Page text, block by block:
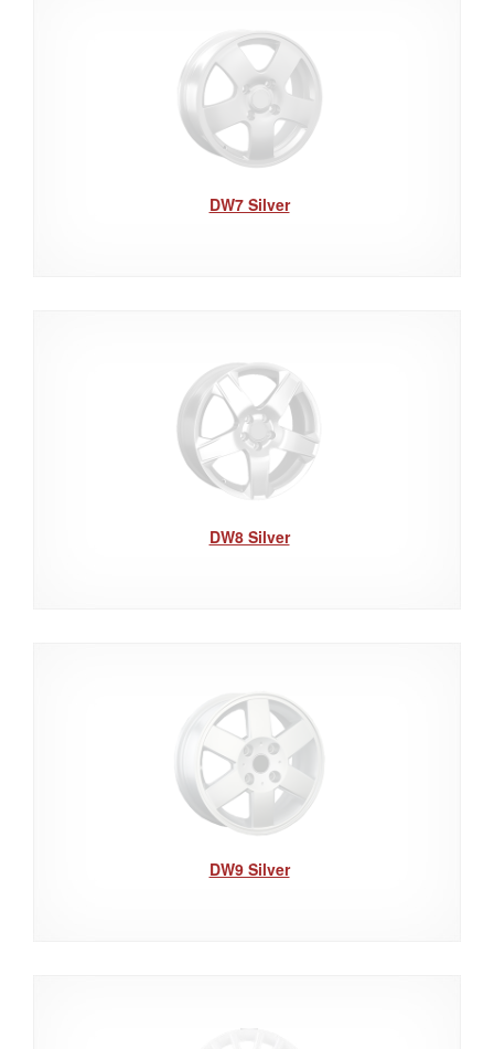
DW7 Silver
DW8 Silver
DW9 Silver